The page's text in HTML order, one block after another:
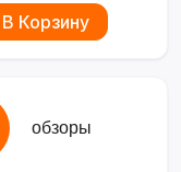
Корзину
обзоры